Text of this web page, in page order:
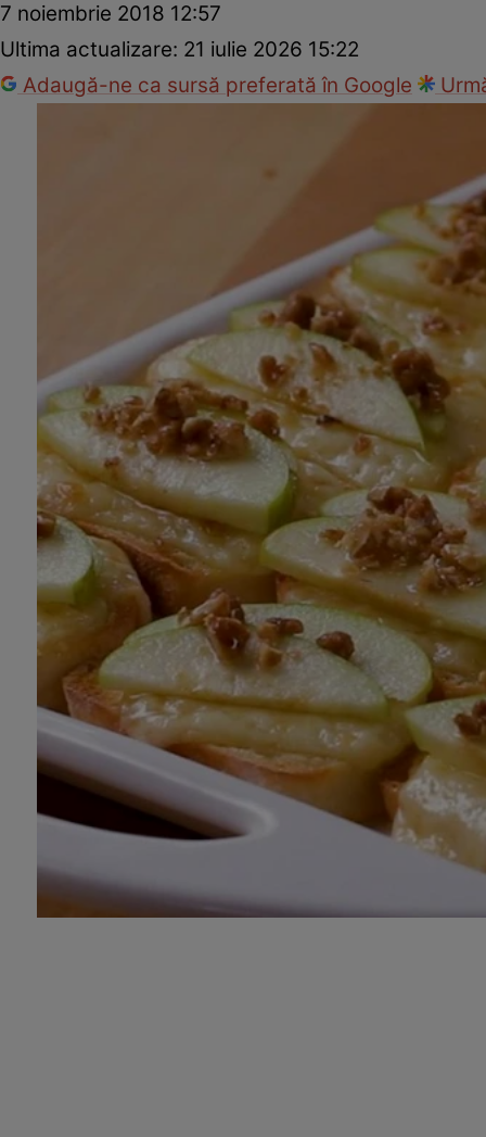
7 noiembrie 2018 12:57
Ultima actualizare: 21 iulie 2026 15:22
Adaugă-ne ca sursă preferată în Google